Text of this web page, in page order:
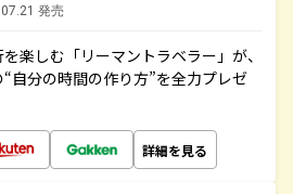
発売
楽しむ「リーマントラベラー」が、
自分の時間の作り方”を全力プレゼ
詳細を見る